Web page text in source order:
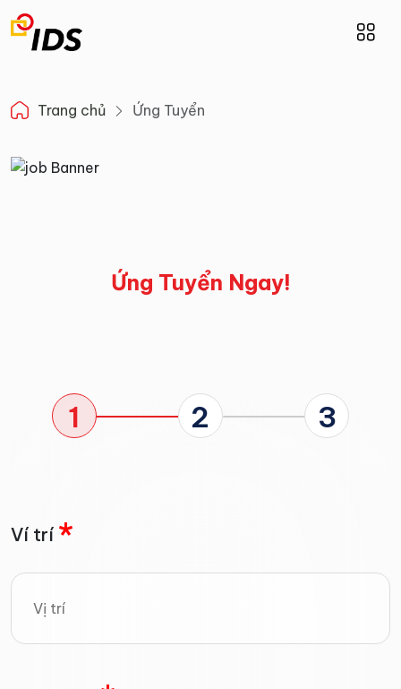
Trang chủ Ứng Tuyển
Ứng Tuyển Ngay!
1 2 3
Ví trí *